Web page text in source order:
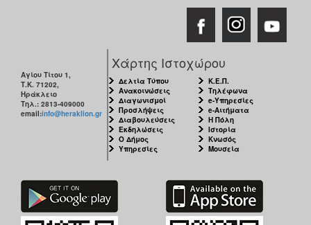
Αγίου Τίτου 1,
Τ.Κ. 71202,
Ηράκλειο
Τηλ.: 2813-409000
email:info@heraklion.gr
Χάρτης Ιστοχώρου
Δελτία Τύπου
Ανακοινώσεις
Διαγωνισμοί
Προσλήψεις
Διαβουλεύσεις
Εκδηλώσεις
Ο Δήμος
Υπηρεσίες
Κ.Ε.Π.
Τηλέφωνα
e-Υπηρεσίες
e-Αιτήματα
Η Πόλη
Ιστορία
Κνωσός
Μουσεία